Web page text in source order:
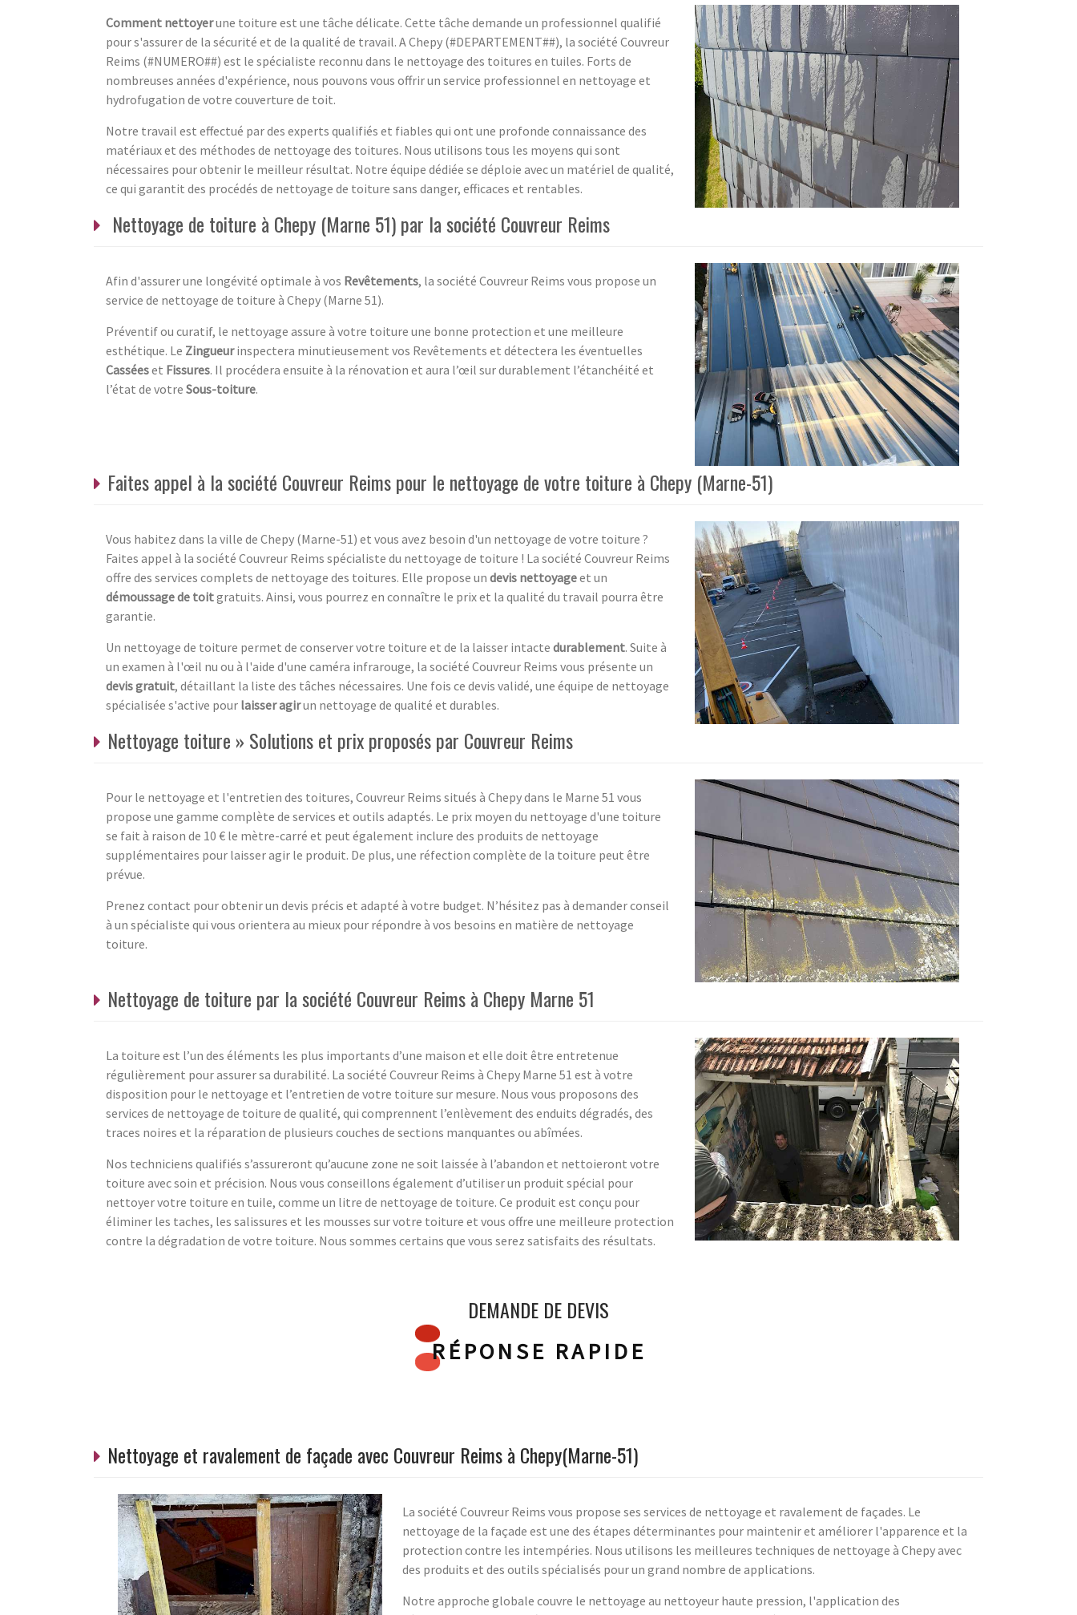
Comment nettoyerune toiture est une tâche délicate. Cette tâche demande un professionnel qualifié
pour s'assurer de la sécurité et de la qualité de travail. A Chepy (#DEPARTEMENT##), la société Couvreur
Reims (#NUMERO##) est le spécialiste reconnu dans le nettoyage des toitures en tuiles. Forts de
nombreuses années d'expérience, nous pouvons vous offrir un service professionnel en nettoyage et
hydrofugation de votre couverture de toit.
Notre travail est effectué par des experts qualifiés et fiables qui ont une profonde connaissance des
matériaux et des méthodes de nettoyage des toitures. Nous utilisons tous les moyens qui sont
nécessaires pour obtenir le meilleur résultat. Notre équipe dédiée se déploie avec un matériel de qualité,
ce qui garantit des procédés de nettoyage de toiture sans danger, efficaces et rentables.
Nettoyage de toiture à Chepy (Marne 51) par la société Couvreur Reims
Afin d'assurer une longévité optimale à vos Revêtements, la société Couvreur Reims vous propose un
service de nettoyage de toiture à Chepy (Marne 51).
Préventif ou curatif, le nettoyage assure à votre toiture une bonne protection et une meilleure
esthétique. Le Zingueurinspectera minutieusement vos Revêtements et détectera les éventuelles
Casséeset Fissures. Il procédera ensuite à la rénovation et aura l’œil sur durablement l’étanchéité et
l’état de votre Sous-toiture.
Faites appel à la société Couvreur Reims pour le nettoyage de votre toiture à Chepy (Marne-51)
Vous habitez dans la ville de Chepy (Marne-51) et vous avez besoin d'un nettoyage de votre toiture ?
Faites appel à la société Couvreur Reims spécialiste du nettoyage de toiture ! La société Couvreur Reims
offre des services complets de nettoyage des toitures. Elle propose un devis nettoyageet un
démoussage de toitgratuits. Ainsi, vous pourrez en connaître le prix et la qualité du travail pourra être
garantie.
Un nettoyage de toiture permet de conserver votre toiture et de la laisser intacte durablement. Suite à
un examen à l'œil nu ou à l'aide d'une caméra infrarouge, la société Couvreur Reims vous présente un
devis gratuit, détaillant la liste des tâches nécessaires. Une fois ce devis validé, une équipe de nettoyage
spécialisée s'active pour laisser agirun nettoyage de qualité et durables.
Nettoyage toiture » Solutions et prix proposés par Couvreur Reims
Pour le nettoyage et l'entretien des toitures, Couvreur Reims situés à Chepy dans le Marne 51 vous
propose une gamme complète de services et outils adaptés. Le prix moyen du nettoyage d'une toiture
se fait à raison de 10 € le mètre-carré et peut également inclure des produits de nettoyage
supplémentaires pour laisser agir le produit. De plus, une réfection complète de la toiture peut être
prévue.
Prenez contact pour obtenir un devis précis et adapté à votre budget. N’hésitez pas à demander conseil
à un spécialiste qui vous orientera au mieux pour répondre à vos besoins en matière de nettoyage
toiture.
Nettoyage de toiture par la société Couvreur Reims à Chepy Marne 51
La toiture est l’un des éléments les plus importants d’une maison et elle doit être entretenue
régulièrement pour assurer sa durabilité. La société Couvreur Reims à Chepy Marne 51 est à votre
disposition pour le nettoyage et l’entretien de votre toiture sur mesure. Nous vous proposons des
services de nettoyage de toiture de qualité, qui comprennent l’enlèvement des enduits dégradés, des
traces noires et la réparation de plusieurs couches de sections manquantes ou abîmées.
Nos techniciens qualifiés s’assureront qu’aucune zone ne soit laissée à l’abandon et nettoieront votre
toiture avec soin et précision. Nous vous conseillons également d’utiliser un produit spécial pour
nettoyer votre toiture en tuile, comme un litre de nettoyage de toiture. Ce produit est conçu pour
éliminer les taches, les salissures et les mousses sur votre toiture et vous offre une meilleure protection
contre la dégradation de votre toiture. Nous sommes certains que vous serez satisfaits des résultats.
DEMANDE DE DEVIS
RÉPONSE RAPIDE
Nettoyage et ravalement de façade avec Couvreur Reims à Chepy(Marne-51)
La société Couvreur Reims vous propose ses services de nettoyage et ravalement de façades. Le
nettoyage de la façade est une des étapes déterminantes pour maintenir et améliorer l'apparence et la
protection contre les intempéries. Nous utilisons les meilleures techniques de nettoyage à Chepy avec
des produits et des outils spécialisés pour un grand nombre de applications.
Notre approche globale couvre le nettoyage au nettoyeur haute pression, l'application des